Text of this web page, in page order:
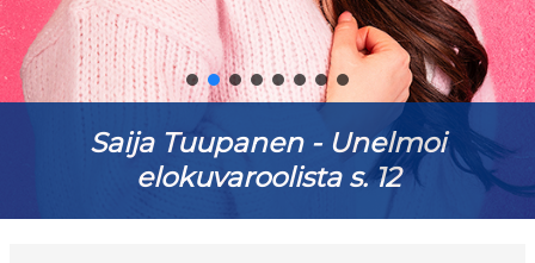
Saija Tuupanen - Unelmoi
elokuvaroolista s. 12